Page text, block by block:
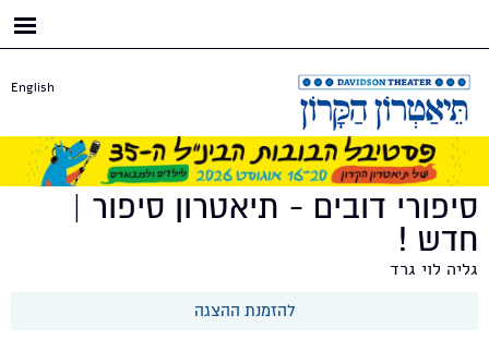
English
סיפורי דובים - תיאטרון סיפור |
חדש !
גליה לוי גרד
להזמנת ההצגה